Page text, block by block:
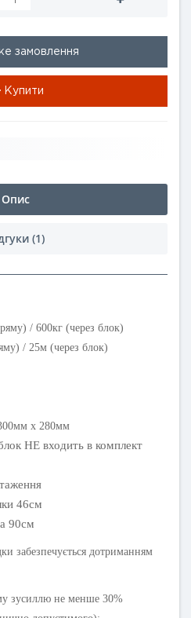
замовлення
Купити
Опис
(1)
/ 600кг (через блок)
/ 25м (через блок)
х 280мм
НЕ входить в комплект
46см
90см
забезпечується дотриманням
зусиллю не менше 30%